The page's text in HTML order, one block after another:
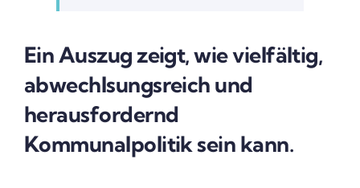
Ein Auszug zeigt, wie vielfältig,
abwechlsungsreich und
herausfordernd
Kommunalpolitik sein kann.